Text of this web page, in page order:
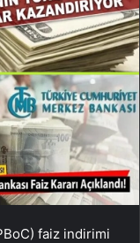
faiz indirimi